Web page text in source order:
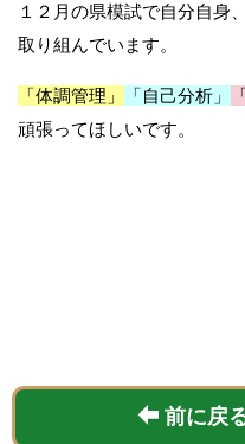
１２月の県模試で自分自身
取り組んでいます。
「体調管理」 「自己分析」
頑張ってほしいです。
前に戻